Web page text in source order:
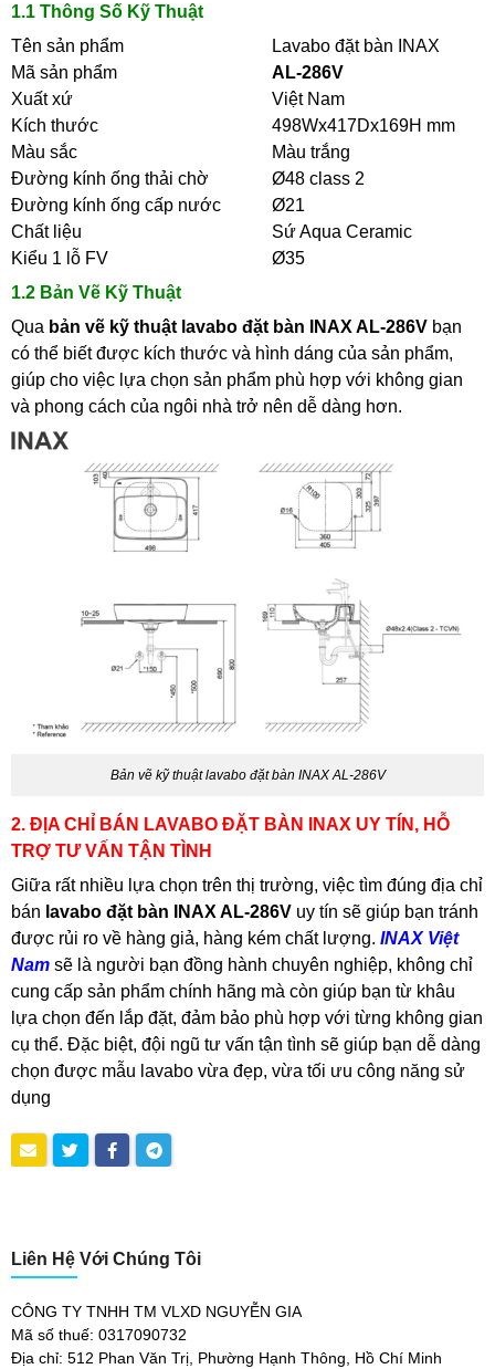
1.1 Thông Số Kỹ Thuật
Tên sản phẩm
Lavabo đặt bàn INAX
Mã sản phẩm
AL-286V
Xuất xứ
Việt Nam
Kích thước
498Wx417Dx169H mm
Màu sắc
Màu trắng
Đường kính ống thải chờ
Ø48 class 2
Đường kính ống cấp nước
Ø21
Chất liệu
Sứ Aqua Ceramic
Kiểu 1 lỗ FV
Ø35
1.2 Bản Vẽ Kỹ Thuật
Qua bản vẽ kỹ thuật lavabo đặt bàn INAX AL-286V bạn
có thể biết được kích thước và hình dáng của sản phẩm,
giúp cho việc lựa chọn sản phẩm phù hợp với không gian
và phong cách của ngôi nhà trở nên dễ dàng hơn.
Bản vẽ kỹ thuật lavabo đặt bàn INAX AL-286V
2. ĐỊA CHỈ BÁN LAVABO ĐẶT BÀN INAX UY TÍN, HỖ
TRỢ TƯ VẤN TẬN TÌNH
Giữa rất nhiều lựa chọn trên thị trường, việc tìm đúng địa chỉ
bán lavabo đặt bàn INAX AL-286V uy tín sẽ giúp bạn tránh
được rủi ro về hàng giả, hàng kém chất lượng. INAX Việt
Nam sẽ là người bạn đồng hành chuyên nghiệp, không chỉ
cung cấp sản phẩm chính hãng mà còn giúp bạn từ khâu
lựa chọn đến lắp đặt, đảm bảo phù hợp với từng không gian
cụ thể. Đặc biệt, đội ngũ tư vấn tận tình sẽ giúp bạn dễ dàng
chọn được mẫu lavabo vừa đẹp, vừa tối ưu công năng sử
dụng
Liên Hệ Với Chúng Tôi
CÔNG TY TNHH TM VLXD NGUYỄN GIA
Mã số thuế: 0317090732
Địa chỉ: 512 Phan Văn Trị, Phường Hạnh Thông, Hồ Chí Minh